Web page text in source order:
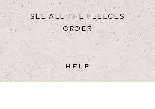
SEE ALL THE FLEECES
ORDER
HELP